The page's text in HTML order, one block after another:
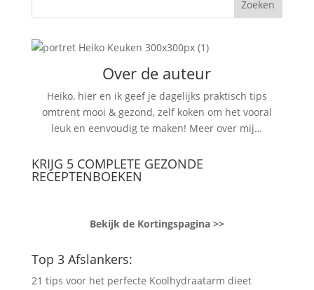
Over de auteur
Heiko, hier en ik geef je dagelijks praktisch tips
omtrent mooi & gezond, zelf koken om het vooral
leuk en eenvoudig te maken! Meer over mij…
KRIJG 5 COMPLETE GEZONDE
RECEPTENBOEKEN
Bekijk de Kortingspagina >>
Top 3 Afslankers:
21 tips voor het perfecte Koolhydraatarm dieet